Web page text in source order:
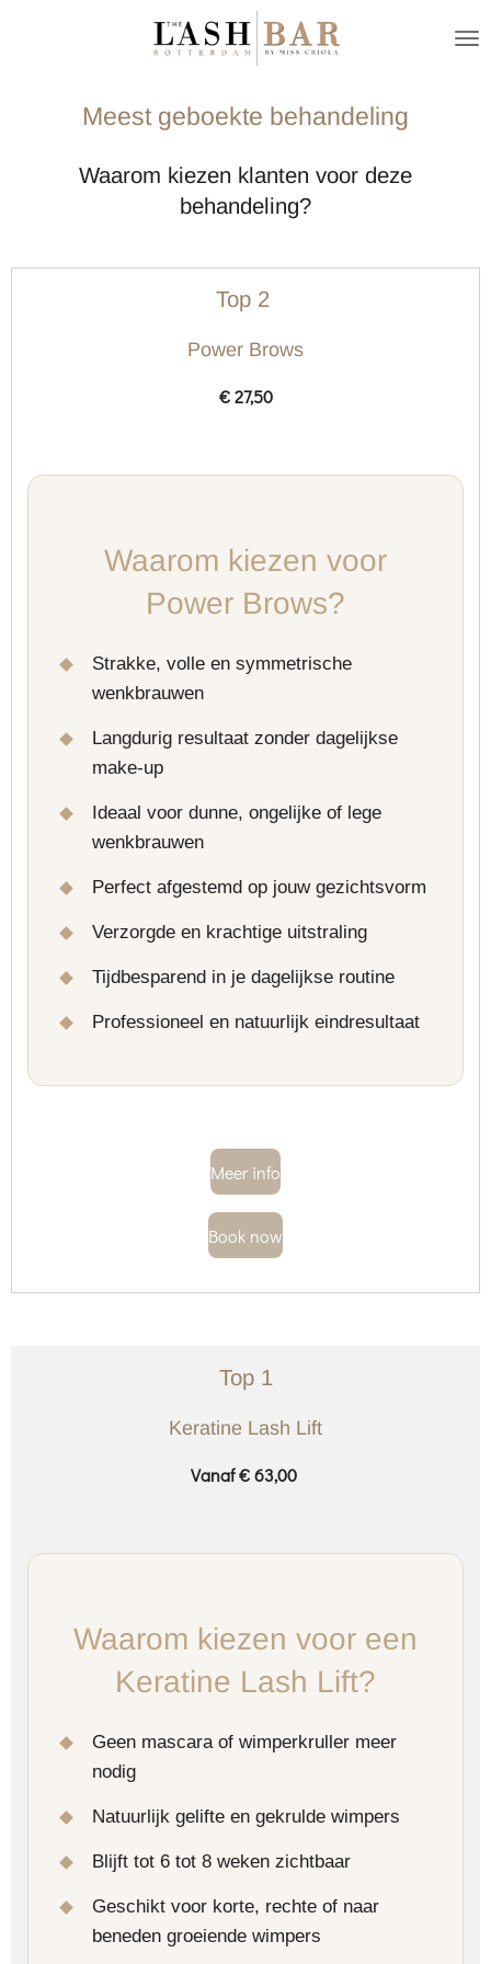
Meest geboekte behandeling
Waarom kiezen klanten voor deze
behandeling?
Top 2
Power Brows
€ 27,50
Waarom kiezen voor
Power Brows?
Strakke, volle en symmetrische
wenkbrauwen
Langdurig resultaat zonder dagelijkse
make-up
Ideaal voor dunne, ongelijke of lege
wenkbrauwen
Perfect afgestemd op jouw gezichtsvorm
Verzorgde en krachtige uitstraling
Tijdbesparend in je dagelijkse routine
Professioneel en natuurlijk eindresultaat
Meer info
Book now
Top 1
Keratine Lash Lift
Vanaf € 63,00
Waarom kiezen voor een
Keratine Lash Lift?
Geen mascara of wimperkruller meer
nodig
Natuurlijk gelifte en gekrulde wimpers
Blijft tot 6 tot 8 weken zichtbaar
Geschikt voor korte, rechte of naar
beneden groeiende wimpers